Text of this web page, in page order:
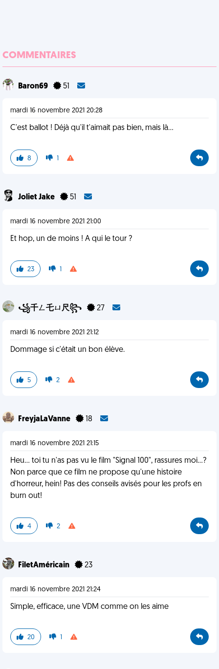
COMMENTAIRES
Baron69 51
mardi 16 novembre 2021 20:28
C'est ballot ! Déjà qu'il t'aimait pas bien, mais là...
8 1
Joliet Jake 51
mardi 16 novembre 2021 21:00
Et hop, un de moins ! A qui le tour ?
23 1
꧁千ㄥ乇ㄩ尺꧂ 27
mardi 16 novembre 2021 21:12
Dommage si c'était un bon élève.
5 2
FreyjaLaVanne 18
mardi 16 novembre 2021 21:15
Heu... toi tu n'as pas vu le film "Signal 100", rassures moi...?
Non parce que ce film ne propose qu'une histoire
d'horreur, hein! Pas des conseils avisés pour les profs en
burn out!
4 2
FiletAméricain 23
mardi 16 novembre 2021 21:24
Simple, efficace, une VDM comme on les aime
20 1